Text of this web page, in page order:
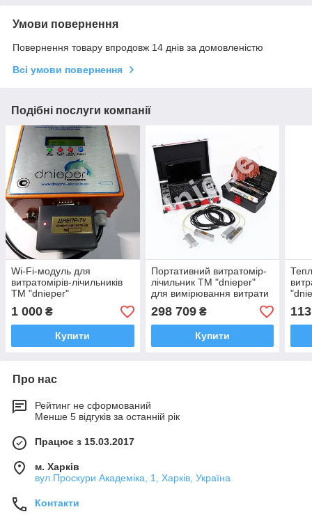
Умови повернення
Повернення товару впродовж 14 днів за домовленістю
Всі умови повернення
Подібні послуги компанії
Wi-Fi-модуль для
витратомірів-лічильників
TM "dnieper"
1 000 ₴
Купити
Портативний витратомір-
лічильник ТМ "dnieper"
для вимірювання витрати
пари, стічних вод,
неоднорідних рідин
298 709₴
Купити
Про нас
Рейтинг не сформований
Менше 5 відгуків за останній рік
Працює з 15.03.2017
м. Харків
вул.Проскури Академіка, 1, Харків, Україна
Контакти